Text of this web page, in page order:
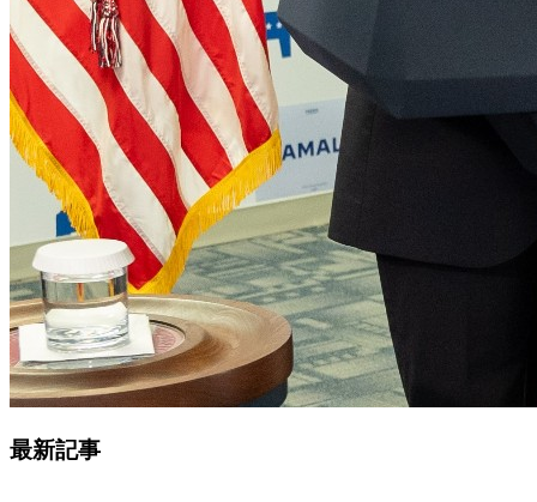
最新記事